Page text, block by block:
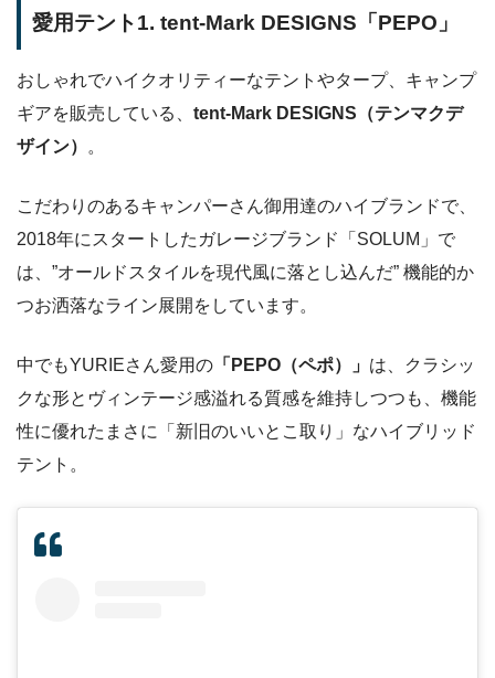
愛用テント1. tent-Mark DESIGNS「PEPO」
おしゃれでハイクオリティーなテントやタープ、キャンプ
ギアを販売している、 tent-Mark DESIGNS（テンマクデ
ザイン）
。
こだわりのあるキャンパーさん御用達のハイブランドで、
2018年にスタートしたガレージブランド「SOLUM」で
は、”オールドスタイルを現代風に落とし込んだ” 機能的か
つお洒落なライン展開をしています。
中でもYURIEさん愛用の 「PEPO（ペポ）」 は、クラシッ
クな形とヴィンテージ感溢れる質感を維持しつつも、機能
性に優れたまさに「新旧のいいとこ取り」なハイブリッド
テント。